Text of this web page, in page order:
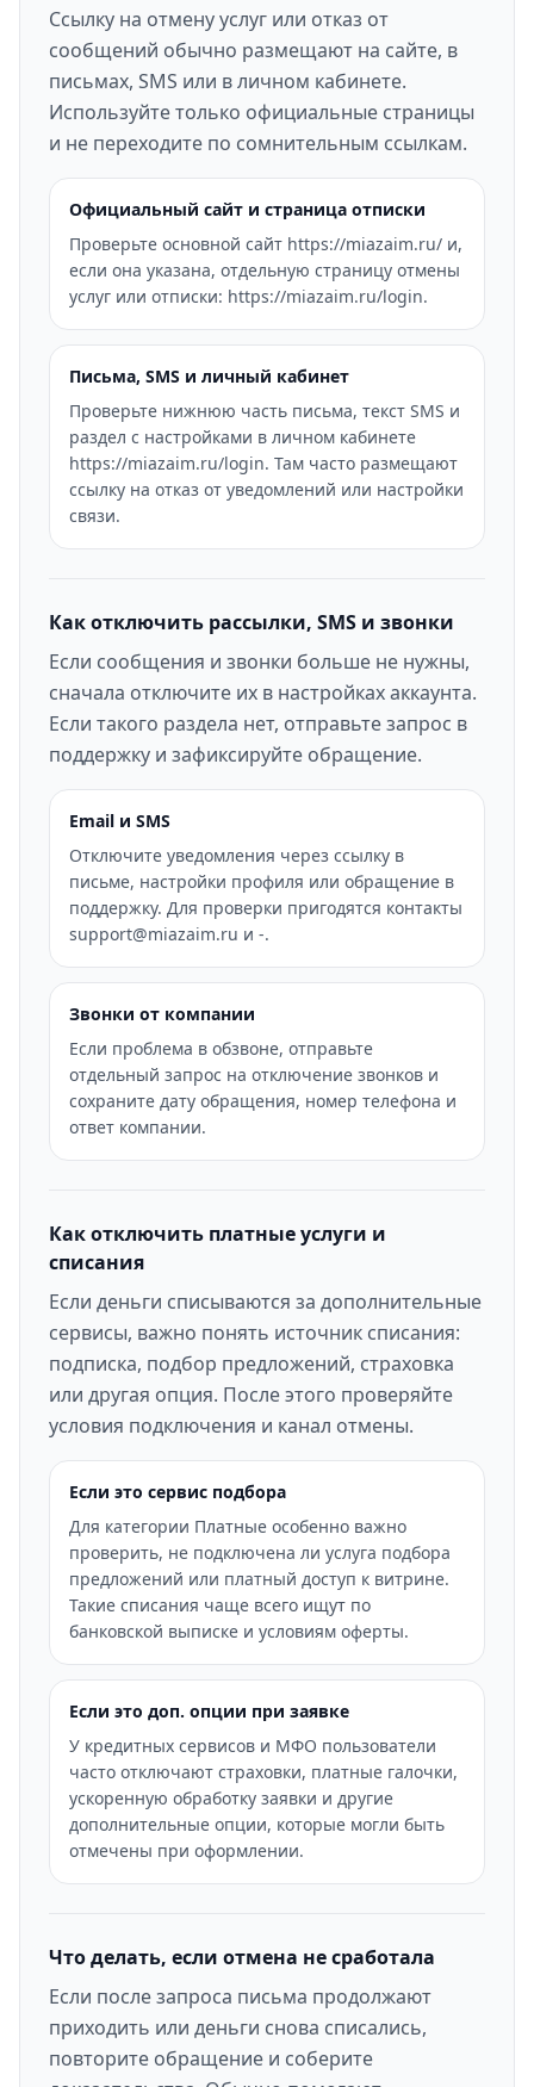
Ссылку на отмену услуг или отказ от
сообщений обычно размещают на сайте, в
письмах, SMS или в личном кабинете.
Используйте только официальные страницы
и не переходите по сомнительным ссылкам.
Официальный сайт и страница отписки
Проверьте основной сайт https://miazaim.ru/ и,
если она указана, отдельную страницу отмены
услуг или отписки: https://miazaim.ru/login.
Письма, SMS и личный кабинет
Проверьте нижнюю часть письма, текст SMS и
раздел с настройками в личном кабинете
https://miazaim.ru/login. Там часто размещают
ссылку на отказ от уведомлений или настройки
связи.
Как отключить рассылки, SMS и звонки
Если сообщения и звонки больше не нужны,
сначала отключите их в настройках аккаунта.
Если такого раздела нет, отправьте запрос в
поддержку и зафиксируйте обращение.
Email и SMS
Отключите уведомления через ссылку в
письме, настройки профиля или обращение в
поддержку. Для проверки пригодятся контакты
support@miazaim.ru и -.
Звонки от компании
Если проблема в обзвоне, отправьте
отдельный запрос на отключение звонков и
сохраните дату обращения, номер телефона и
ответ компании.
Как отключить платные услуги и
списания
Если деньги списываются за дополнительные
сервисы, важно понять источник списания:
подписка, подбор предложений, страховка
или другая опция. После этого проверяйте
условия подключения и канал отмены.
Если это сервис подбора
Для категории Платные особенно важно
проверить, не подключена ли услуга подбора
предложений или платный доступ к витрине.
Такие списания чаще всего ищут по
банковской выписке и условиям оферты.
Если это доп. опции при заявке
У кредитных сервисов и МФО пользователи
часто отключают страховки, платные галочки,
ускоренную обработку заявки и другие
дополнительные опции, которые могли быть
отмечены при оформлении.
Что делать, если отмена не сработала
Если после запроса письма продолжают
приходить или деньги снова списались,
повторите обращение и соберите